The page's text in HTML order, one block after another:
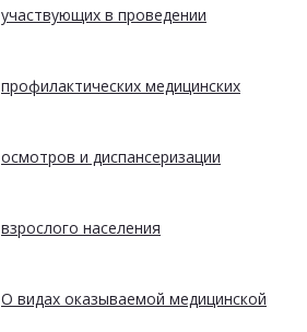
участвующих в проведении
профилактических медицинских
осмотров и диспансеризации
взрослого населения
О видах оказываемой медицинской